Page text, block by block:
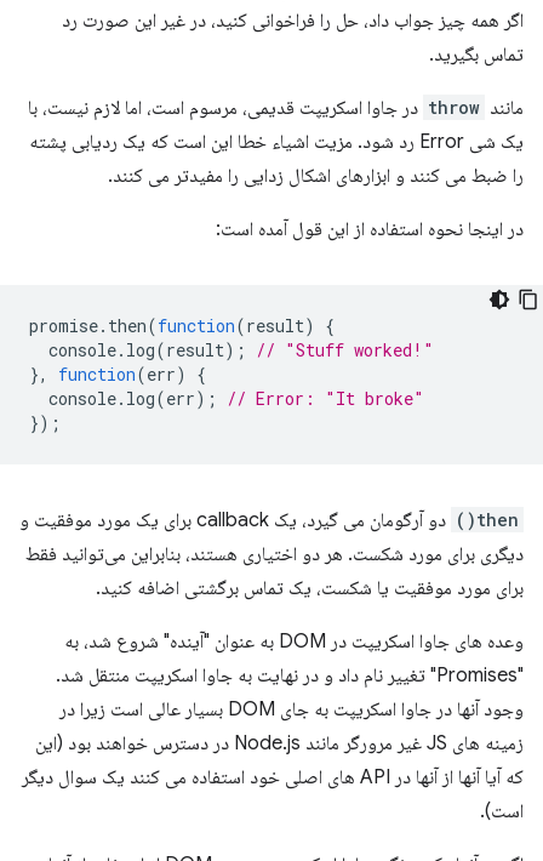
اگر همه چیز جواب داد، حل را فراخوانی کنید، در غیر این صورت رد
تماس بگیرید.
مانند throw در جاوا اسکریپت قدیمی، مرسوم است، اما لازم نیست، با
یک شی Error رد شود. مزیت اشیاء خطا این است که یک ردیابی پشته
را ضبط می کنند و ابزارهای اشکال زدایی را مفیدتر می کنند.
در اینجا نحوه استفاده از این قول آمده است:
promise. then(function(result)
{
console. log(result);
// "Stuff worked!"
},
function(err)
{
console. log(err);
// Error: "It broke"
});
then()
دو آرگومان می گیرد، یک callback برای یک مورد موفقیت و
دیگری برای مورد شکست. هر دو اختیاری هستند، بنابراین می‌توانید فقط
برای مورد موفقیت یا شکست، یک تماس برگشتی اضافه کنید.
وعده های جاوا اسکریپت در DOM به عنوان "آینده" شروع شد، به
"Promises" تغییر نام داد و در نهایت به جاوا اسکریپت منتقل شد.
وجود آنها در جاوا اسکریپت به جای DOM بسیار عالی است زیرا در
زمینه های JS غیر مرورگر مانند Node.js در دسترس خواهند بود (این
که آیا آنها از آنها در API های اصلی خود استفاده می کنند یک سوال دیگر
است).